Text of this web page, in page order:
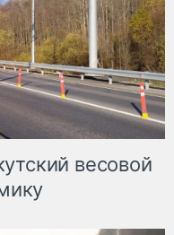
весовой